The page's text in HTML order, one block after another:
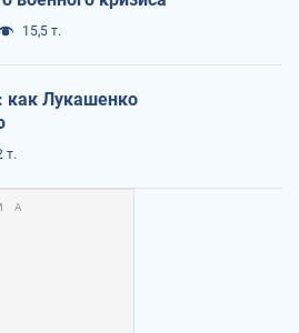
15,5 т.
как Лукашенко
т.